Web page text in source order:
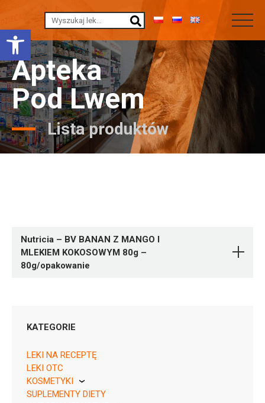
Otwórz pasek narzędzi
Apteka
Pod Lwem
Lista produktów
Nutricia – BV BANAN Z MANGO I
MLEKIEM KOKOSOWYM 80g –
80g/opakowanie
KATEGORIE
LEKI NA RECEPTĘ
LEKI OTC
KOSMETYKI
Pierre Fabre
SUPLEMENTY DIETY